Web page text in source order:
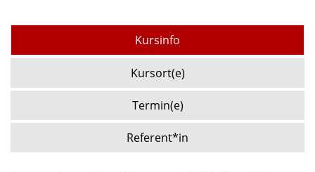
Kursinfo
Kursort(e)
Termin(e)
Referent*in